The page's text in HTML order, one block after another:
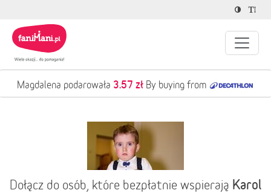
Magdalena podarowała 3.57 zł By buying from
Dołącz do osób, które bezpłatnie wspierają Karol